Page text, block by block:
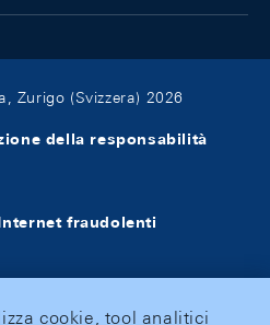
Zurigo (Svizzera) 2026
della responsabilità
fraudolenti
cookie, tool analitici